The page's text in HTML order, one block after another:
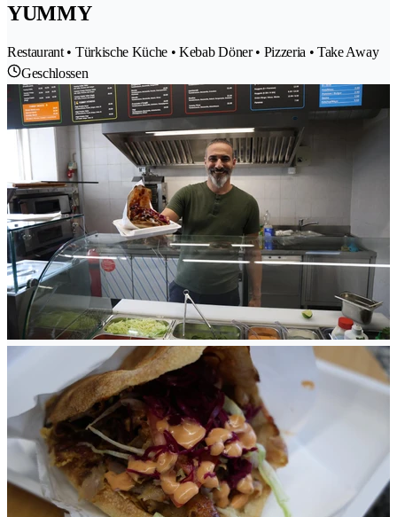
YUMMY
Restaurant • Türkische Küche • Kebab Döner • Pizzeria • Take Away
Geschlossen